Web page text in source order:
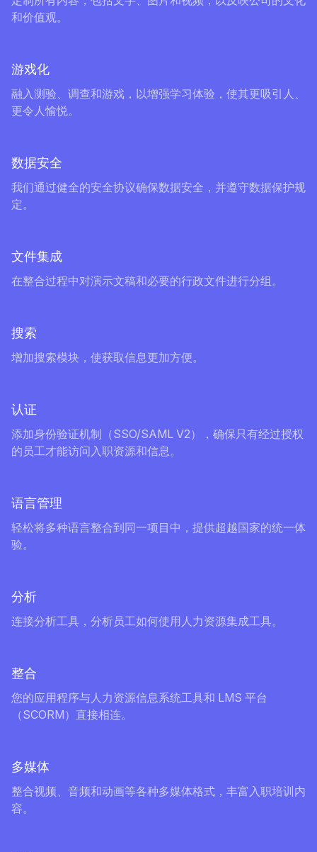
和价值观。
游戏化
融入测验、调查和游戏，以增强学习体验，使其更吸引人、
更令人愉悦。
数据安全
我们通过健全的安全协议确保数据安全，并遵守数据保护规
定。
文件集成
在整合过程中对演示文稿和必要的行政文件进行分组。
搜索
增加搜索模块，使获取信息更加方便。
认证
添加身份验证机制（SSO/SAML V2），确保只有经过授权
的员工才能访问入职资源和信息。
语言管理
轻松将多种语言整合到同一项目中，提供超越国家的统一体
验。
分析
连接分析工具，分析员工如何使用人力资源集成工具。
整合
您的应用程序与人力资源信息系统工具和 LMS 平台
（SCORM）直接相连。
多媒体
整合视频、音频和动画等各种多媒体格式，丰富入职培训内
容。